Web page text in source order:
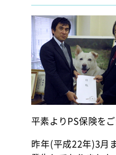
平素よりPS保険を
昨年(平成22年)3月